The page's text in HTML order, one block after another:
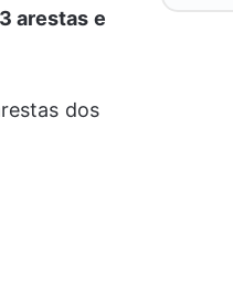
arestas e
dos